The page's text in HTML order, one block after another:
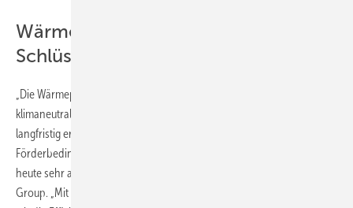
Wärmepumpe ist
Schlüsseltechnologie
„Die Wärmepumpe ist und bleibt die Schlüsseltechnologie für die
klimaneutrale Wärmeversorgung von Gebäuden. Mittel- und
langfristig erwarten wir wieder eine steigende Nachfrage. Die
Förderbedingungen sind in vielen europäischen Ländern schon
heute sehr attraktiv“, so Dr.-Ing. Norbert Schiedeck, CEO der Vaillant
Group. „Mit den geplanten Kosten- und Strukturanpassungen steigern